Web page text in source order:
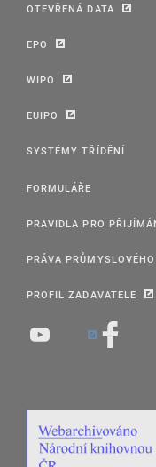
OTEVŘENÁ DATA
EPO
WIPO
EUIPO
SYSTÉMY TŘÍDĚNÍ
FORMULÁŘE
PRAVIDLA PRO
PRÁVA
PROFIL ZADAVATELE